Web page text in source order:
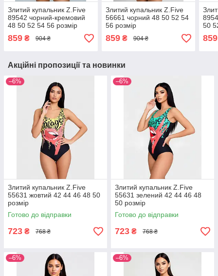
Злитий купальник Z.Five
89542 чорний-кремовий
48 50 52 54 56 розмір
859 ₴ 904 ₴
Злитий купальник Z.Five
56661 чорний 48 50 52 54
56 розмір
859₴ 904 ₴
50
859
Акційні пропозиції та новинки
–6%
Злитий купальник Z.Five
55631 жовтий 42 44 46 48 50
розмір
Готово до відправки
723 ₴ 768 ₴
–6%
Злитий купальник Z.Five
55631 зелений 42 44 46 48
50 розмір
Готово до відправки
723 ₴ 768 ₴
–6% –6%